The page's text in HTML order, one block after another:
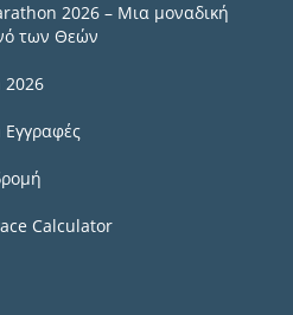
2026 – Μια μοναδική
των Θεών
2026
Calculator